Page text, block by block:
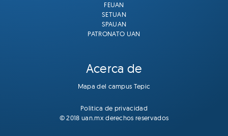
FEUAN
SETUAN
SPAUAN
PATRONATO UAN
Acerca de
Mapa del campus Tepic
Politica de privacidad
© 2018 uan.mx derechos reservados